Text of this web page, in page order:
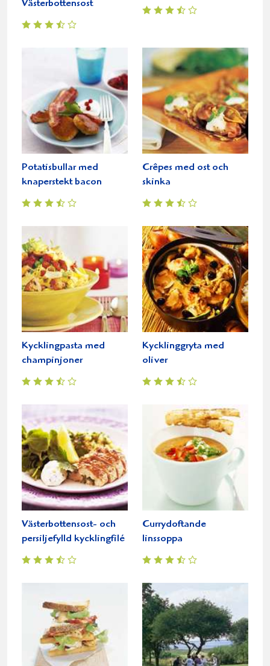
Västerbottensost
Potatisbullar med
knaperstekt bacon
Crêpes med ost och
skinka
Kycklingpasta med
champinjoner
Kycklinggryta med
oliver
Västerbottensost- och
persiljefylld kycklingfilé
Currydoftande
linssoppa